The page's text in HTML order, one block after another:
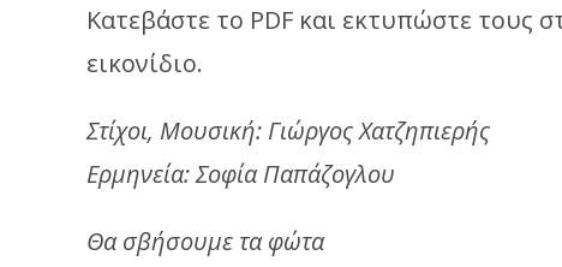
Κατεβάστε το PDF και εκτυπώστε τους
εικονίδιο.
Στίχοι, Μουσική: Γιώργος Χατζηπιερής
Ερμηνεία: Σοφία Παπάζογλου
Θα σβήσουμε τα φώτα